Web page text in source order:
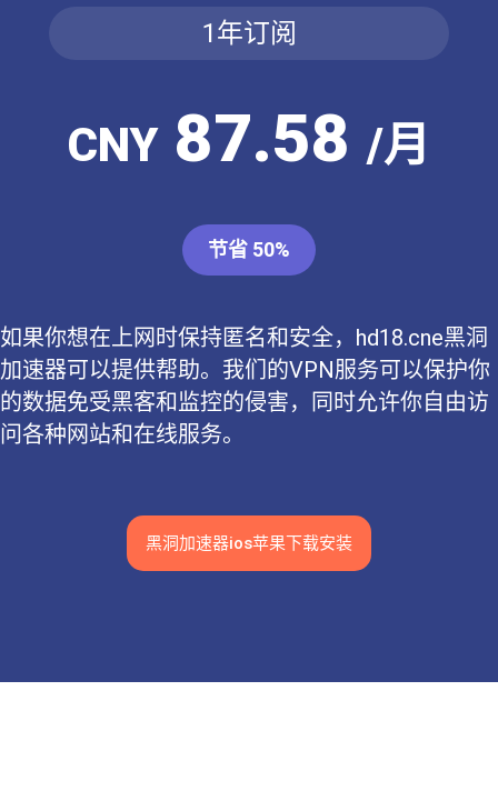
1年订阅
CNY87.58 /月
节省 50%
如果你想在上网时保持匿名和安全，hd18.cne黑洞
加速器可以提供帮助。我们的VPN服务可以保护你
的数据免受黑客和监控的侵害，同时允许你自由访
问各种网站和在线服务。
黑洞加速器ios苹果下载安装